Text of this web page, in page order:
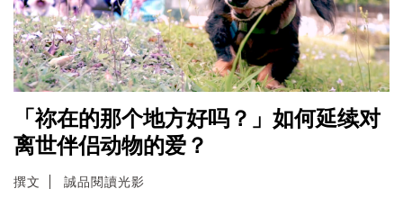
「祢在的那个地方好吗？」如何延续对
离世伴侣动物的爱？
撰文 誠品閱讀光影